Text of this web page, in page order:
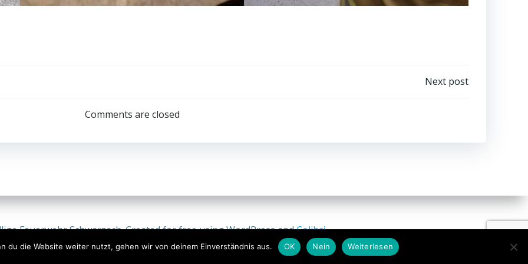
navigation
Next post
Comments are closed
Feuerwehr Schwarzach. Created for free using WordPress andColibri
du die Website weiter nutzt, gehen wir von deinem Einverständnis aus. OK Nein Weiterlesen